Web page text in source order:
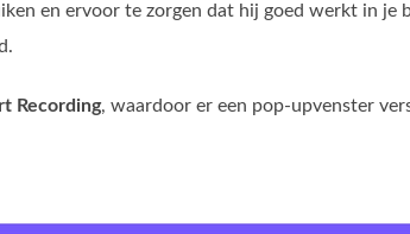
en ervoor te zorgen dat hij goed werkt in je
Recording, waardoor er een pop‑upvenster